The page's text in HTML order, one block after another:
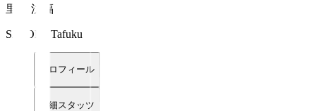
里見 汰福
SATOMI Tafuku
プロフィール
詳細スタッツ